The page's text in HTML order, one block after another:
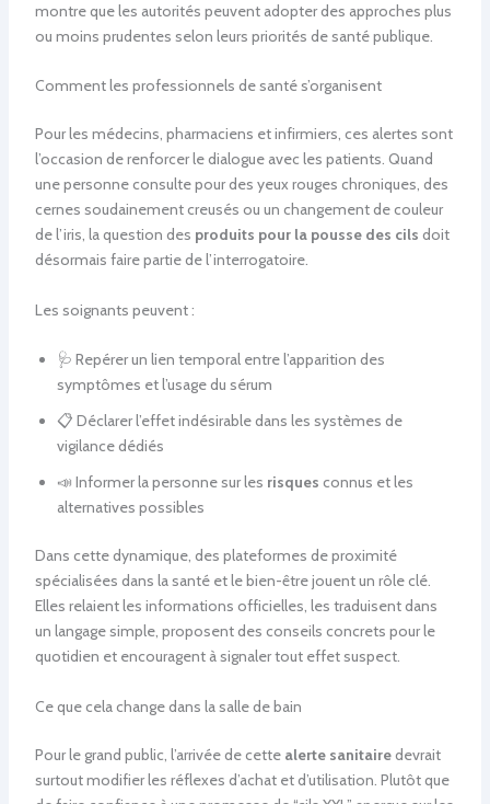
montre que les autorités peuvent adopter des approches plus
ou moins prudentes selon leurs priorités de santé publique.
Comment les professionnels de santé s’organisent
Pour les médecins, pharmaciens et infirmiers, ces alertes sont
l’occasion de renforcer le dialogue avec les patients. Quand
une personne consulte pour des yeux rouges chroniques, des
cernes soudainement creusés ou un changement de couleur
de l’iris, la question des produits pour la pousse des cils doit
désormais faire partie de l’interrogatoire.
Les soignants peuvent :
🩺 Repérer un lien temporal entre l’apparition des
symptômes et l’usage du sérum
📋 Déclarer l’effet indésirable dans les systèmes de
vigilance dédiés
📣 Informer la personne sur les risques connus et les
alternatives possibles
Dans cette dynamique, des plateformes de proximité
spécialisées dans la santé et le bien-être jouent un rôle clé.
Elles relaient les informations officielles, les traduisent dans
un langage simple, proposent des conseils concrets pour le
quotidien et encouragent à signaler tout effet suspect.
Ce que cela change dans la salle de bain
Pour le grand public, l’arrivée de cette alerte sanitairedevrait
surtout modifier les réflexes d’achat et d’utilisation. Plutôt que